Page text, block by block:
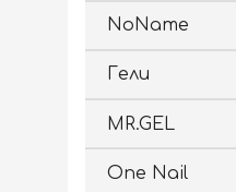
NoName
Гели
MR.GEL
One Nail